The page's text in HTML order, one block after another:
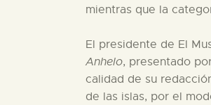
mientras que la
El presidente de El
Anhelo, presentado
calidad de su
de las islas, por el